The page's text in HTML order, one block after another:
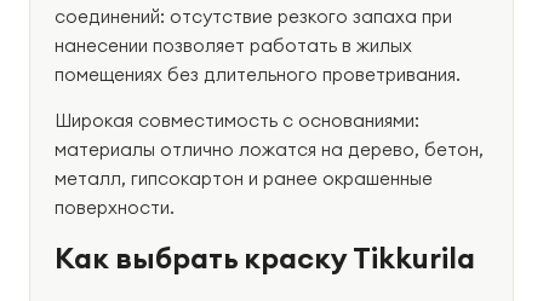
соединений: отсутствие резкого запаха при
нанесении позволяет работать в жилых
помещениях без длительного проветривания.
Широкая совместимость с основаниями:
материалы отлично ложатся на дерево, бетон,
металл, гипсокартон и ранее окрашенные
поверхности.
Как выбрать краску Tikkurila